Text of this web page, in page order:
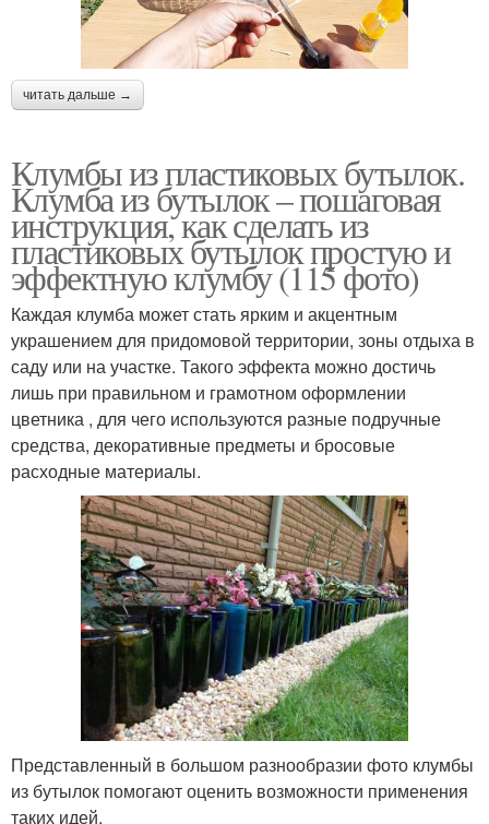
читать дальше →
Клумбы из пластиковых бутылок.
Клумба из бутылок – пошаговая
инструкция, как сделать из
пластиковых бутылок простую и
эффектную клумбу (115 фото)
Каждая клумба может стать ярким и акцентным
украшением для придомовой территории, зоны отдыха в
саду или на участке. Такого эффекта можно достичь
лишь при правильном и грамотном оформлении
цветника , для чего используются разные подручные
средства, декоративные предметы и бросовые
расходные материалы.
Представленный в большом разнообразии фото клумбы
из бутылок помогают оценить возможности применения
таких идей.